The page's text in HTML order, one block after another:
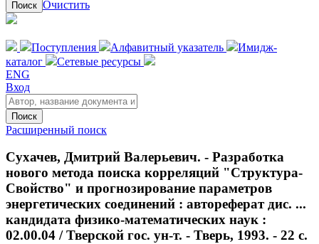
Поиск Очистить
Поступления Алфавитный указатель
Имидж-
каталог
Сетевые ресурсы
ENG
Вход
Поиск
Расширенный поиск
Сухачев, Дмитрий Валерьевич. - Разработка
нового метода поиска корреляций "Структура-
Свойство" и прогнозирование параметров
энергетических соединений : автореферат дис. ...
кандидата физико-математических наук :
02.00.04 / Тверской гос. ун-т. - Тверь, 1993. - 22 с.